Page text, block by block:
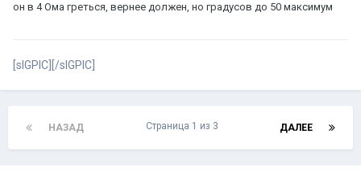
он в 4 Ома греться, вернее должен, но градусов до 50 максимум
[sIGPIC][/sIGPIC]
НАЗАД ДАЛЕЕ
Страница 1 из 3